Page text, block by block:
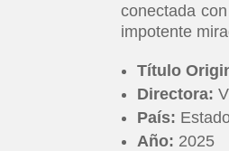
conectada
impotente
Título
Directora:
País:
Año: 2025